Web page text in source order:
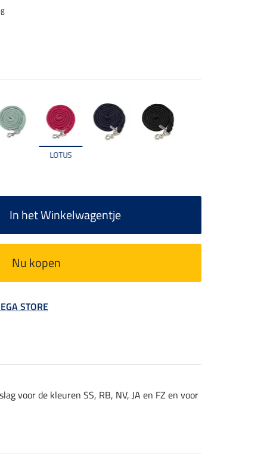
LOTUS
In het Winkelwagentje
Nu kopen
STORE
voor de kleuren SS, RB, NV, JA en FZ en voor